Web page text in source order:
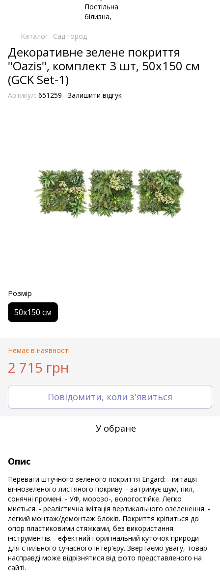
Каталог Сад город
Декоративне зелене покриття
"Oazis", комплект 3 шт, 50х150 см
(GCK Set-1)
Артикул: 651259 Залишити відгук
Розмір
50х150 см
Немає в наявності
2 715 грн
Повідомити, коли з'явиться
У обране
Опис
Переваги штучного зеленого покриття Engard: - імітація
вічнозеленого листяного покриву. - затримує шум, пил,
сонячні промені. - УФ, морозо-, вологостійке. Легко
миється. - реалістична імітація вертикального озеленення. -
легкий монтаж/демонтаж блоків. Покриття кріпиться до
опор пластиковими стяжками, без використання
інструментів. - ефектний і оригінальний куточок природи
для стильного сучасного інтер'єру. Звертаємо увагу, товар
насправді може відрізнятися від фото представленого на
сайті.